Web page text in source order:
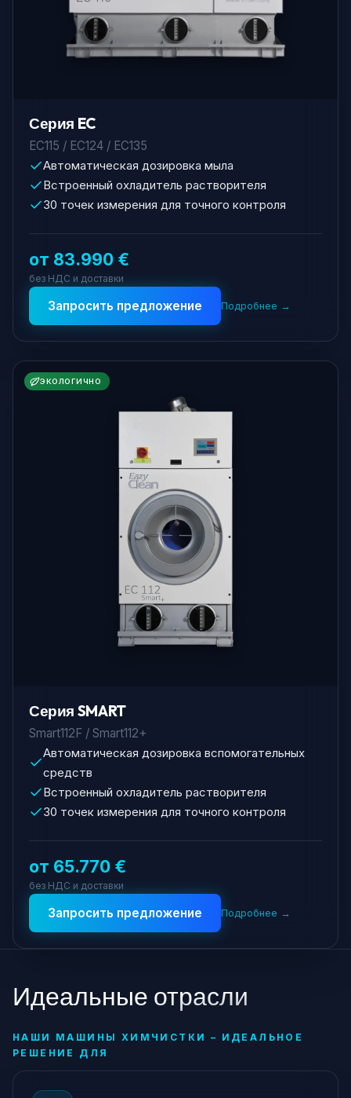
Серия EC
EC115 / EC124 / EC135
Автоматическая дозировка мыла
Встроенный охладитель растворителя
30 точек измерения для точного контроля
от 83.990 €
без НДС и доставки
Запросить предложение Подробнее →
ЭКОЛОГИЧНО
Серия SMART
Smart112F / Smart112+
Автоматическая дозировка вспомогательных
средств
Встроенный охладитель растворителя
30 точек измерения для точного контроля
от 65.770 €
без НДС и доставки
Запросить предложение Подробнее →
Идеальные отрасли
НАШИ МАШИНЫ ХИМЧИСТКИ – ИДЕАЛЬНОЕ
РЕШЕНИЕ ДЛЯ